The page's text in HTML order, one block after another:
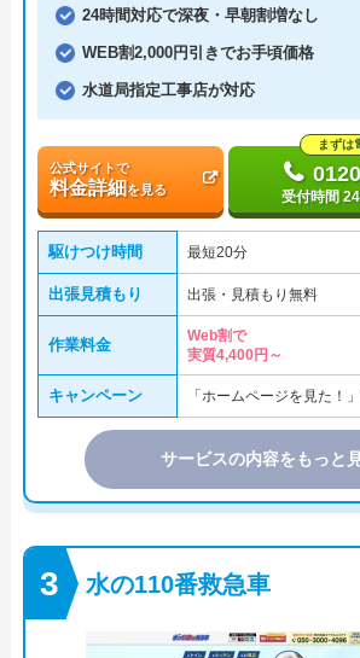
24時間対応で深夜・早朝割増なし
WEB割2,000円引きでお手頃価格
水道局指定工事店が対応
公式サイトで
料金詳細を見る
まずは
受付時間
駆けつけ時間 最短20分
出張見積もり 出張・見積もり無料
作業料金
Web割で
実質4,400円～
キャンペーン 「ホームページを見た！
サービスの内容をもっと
水の110番救急車